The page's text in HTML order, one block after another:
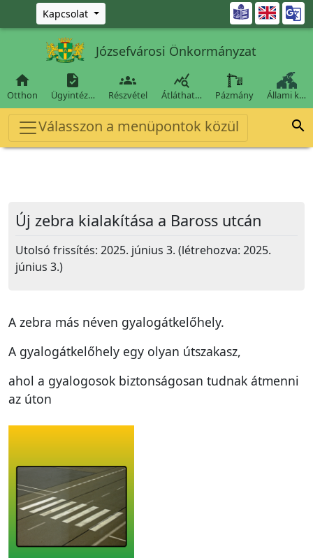
Ugrás a fő tartalomra
Kapcsolat 
Józsefvárosi Önkormányzat

Otthon

Ügyintéz…

Részvétel

Átláthat… Pázmány Állami k…
Válasszon a menüpontok közül 
Új zebra kialakítása a Baross utcán
Utolsó frissítés: 2025. június 3. (létrehozva: 2025.
június 3.)
A zebra más néven gyalogátkelőhely.
A gyalogátkelőhely egy olyan útszakasz,
ahol a gyalogosok biztonságosan tudnak átmenni
az úton